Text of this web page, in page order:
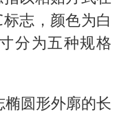
志，颜色为白
分为五种规格
椭圆形外廓的长